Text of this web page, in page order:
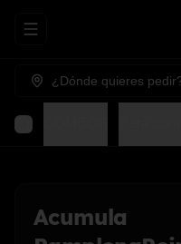
Abrir menu de navegación
¿Dónde quieres
Acumula